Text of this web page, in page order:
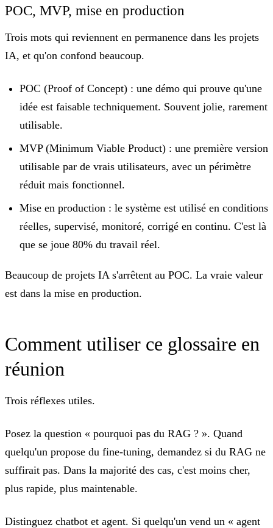
POC, MVP, mise en production
Trois mots qui reviennent en permanence dans les projets
IA, et qu'on confond beaucoup.
POC (Proof of Concept) : une démo qui prouve qu'une
idée est faisable techniquement. Souvent jolie, rarement
utilisable.
MVP (Minimum Viable Product) : une première version
utilisable par de vrais utilisateurs, avec un périmètre
réduit mais fonctionnel.
Mise en production : le système est utilisé en conditions
réelles, supervisé, monitoré, corrigé en continu. C'est là
que se joue 80% du travail réel.
Beaucoup de projets IA s'arrêtent au POC. La vraie valeur
est dans la mise en production.
Comment utiliser ce glossaire en
réunion
Trois réflexes utiles.
Posez la question « pourquoi pas du RAG ? ». Quand
quelqu'un propose du fine-tuning, demandez si du RAG ne
suffirait pas. Dans la majorité des cas, c'est moins cher,
plus rapide, plus maintenable.
Distinguez chatbot et agent. Si quelqu'un vend un « agent